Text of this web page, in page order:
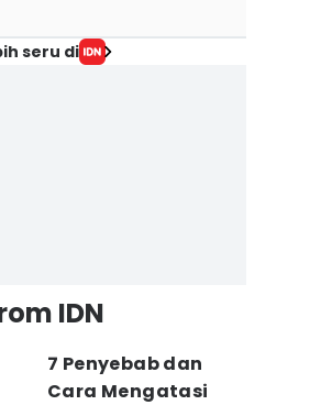
seru di
IDN
7 Penyebab dan
Cara Mengatasi